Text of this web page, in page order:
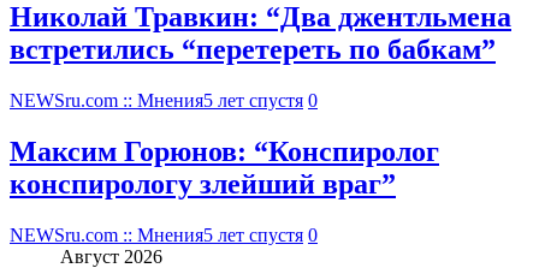
Николай Травкин: “Два джентльмена
встретились “перетереть по бабкам”
NEWSru.com :: Мнения5 лет спустя 0
Максим Горюнов: “Конспиролог
конспирологу злейший враг”
NEWSru.com :: Мнения5 лет спустя 0
Август 2026